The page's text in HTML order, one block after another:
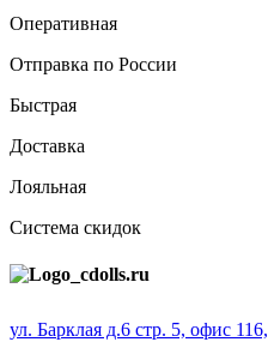
Оперативная
Отправка по России
Быстрая
Доставка
Лояльная
Система скидок
ул. Барклая д.6 стр. 5, офис 116,